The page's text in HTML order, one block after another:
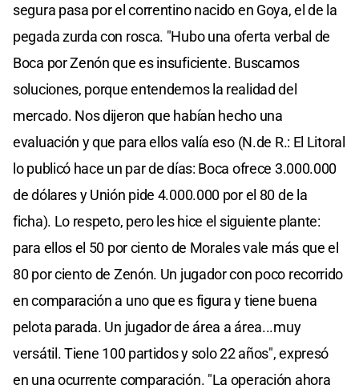
segura pasa por el correntino nacido en Goya, el de la
pegada zurda con rosca. "Hubo una oferta verbal de
Boca por Zenón que es insuficiente. Buscamos
soluciones, porque entendemos la realidad del
mercado. Nos dijeron que habían hecho una
evaluación y que para ellos valía eso (N.de R.: El Litoral
lo publicó hace un par de días: Boca ofrece 3.000.000
de dólares y Unión pide 4.000.000 por el 80 de la
ficha). Lo respeto, pero les hice el siguiente plante:
para ellos el 50 por ciento de Morales vale más que el
80 por ciento de Zenón. Un jugador con poco recorrido
en comparación a uno que es figura y tiene buena
pelota parada. Un jugador de área a área...muy
versátil. Tiene 100 partidos y solo 22 años", expresó
en una ocurrente comparación. "La operación ahora